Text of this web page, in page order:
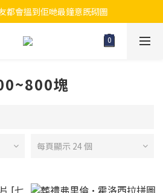
江帆天楊砌圖
都會搵到佢哋最鐘意既砌圖
塊
每頁顯示 24 個